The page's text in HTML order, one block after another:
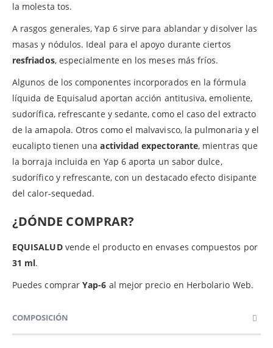
la molesta tos.
A rasgos generales, Yap 6 sirve para ablandar y disolver las
masas y nódulos. Ideal para el apoyo durante ciertos
resfriados, especialmente en los meses más fríos.
Algunos de los componentes incorporados en la fórmula
líquida de Equisalud aportan acción antitusiva, emoliente,
sudorífica, refrescante y sedante, como el caso del extracto
de la amapola. Otros como el malvavisco, la pulmonaria y el
eucalipto tienen unaactividad expectorante, mientras que
la borraja incluida en Yap 6 aporta un sabor dulce,
sudorífico y refrescante, con un destacado efecto disipante
del calor-sequedad.
¿DÓNDE COMPRAR?
EQUISALUD vende el producto en envases compuestos por
31 ml.
Puedes comprarYap-6 al mejor precio en Herbolario Web.
COMPOSICIÓN